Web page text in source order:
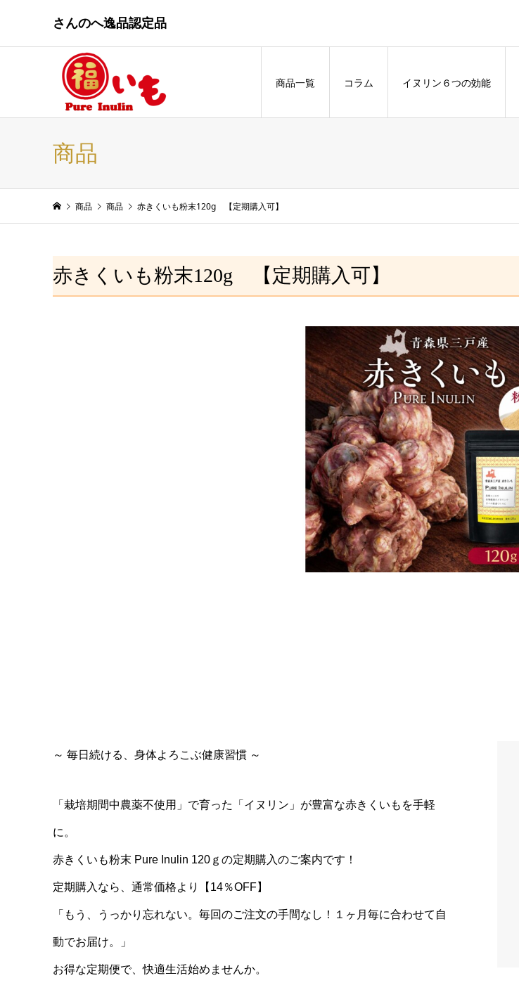
さんのへ逸品認定品
商品一覧 コラム イヌリン６つの効能
商品
商品 商品 赤きくいも粉末120g 【定期購入可】
赤きくいも粉末120g 【定期購入可】
～ 毎日続ける、身体よろこぶ健康習慣 ～
「栽培期間中農薬不使用」で育った「イヌリン」が豊富な赤きくいもを手軽
に。
赤きくいも粉末 Pure Inulin 120ｇの定期購入のご案内です！
定期購入なら、通常価格より【14％OFF】
「もう、うっかり忘れない。毎回のご注文の手間なし！１ヶ月毎に合わせて自
動でお届け。」
お得な定期便で、快適生活始めませんか。